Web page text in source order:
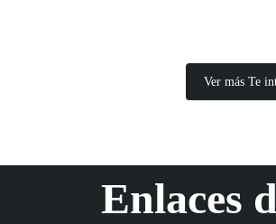
Ver más Te
Enlaces